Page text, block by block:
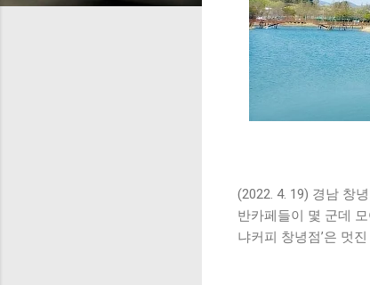
(2022. 4. 19) 경남 창
반카페들이 몇 군데
냐커피 창녕점’은 멋